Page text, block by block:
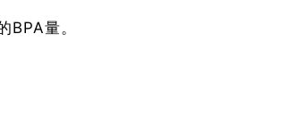
BPA量。